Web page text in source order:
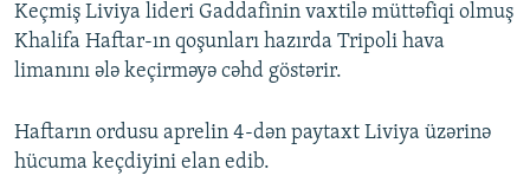
Keçmiş Liviya lideri Gaddafinin vaxtilə müttəfiqi olmuş
Khalifa Haftar-ın qoşunları hazırda Tripoli hava
limanını ələ keçirməyə cəhd göstərir.
​Haftarın ordusu aprelin 4-dən paytaxt Liviya üzərinə
hücuma keçdiyini elan edib.